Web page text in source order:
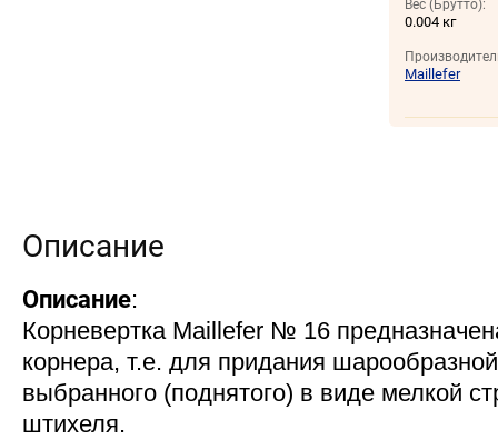
Вес (Брутто):
0.004 кг
Maillefer
Описание
Описание:
Корневертка Maillefer № 16
корнера, т.е. для придания
выбранного (поднятого) в виде мелкой
штихеля.